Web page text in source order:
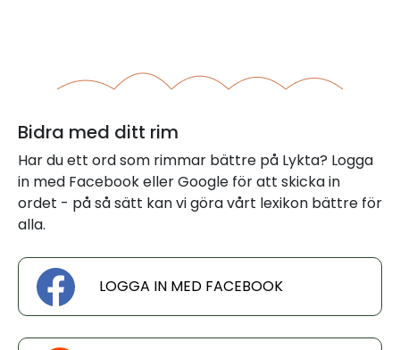
Bidra med ditt rim
Har du ett ord som rimmar bättre på Lykta? Logga
in med Facebook eller Google för att skicka in
ordet - på så sätt kan vi göra vårt lexikon bättre för
alla.
LOGGA IN MED FACEBOOK